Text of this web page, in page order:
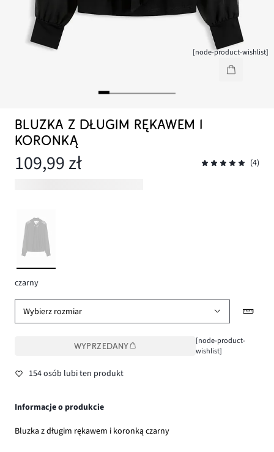
[node-product-wishlist]
BLUZKA Z DŁUGIM RĘKAWEM I
KORONKĄ
109,99 zł (4)
czarny
Wybierz rozmiar
WYPRZEDANY
[node-product-
wishlist]
154 osób lubi ten produkt
Informacje o produkcie
Bluzka z długim rękawem i koronką czarny